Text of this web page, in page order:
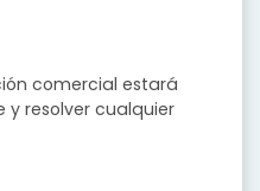
comercial estará
resolver cualquier